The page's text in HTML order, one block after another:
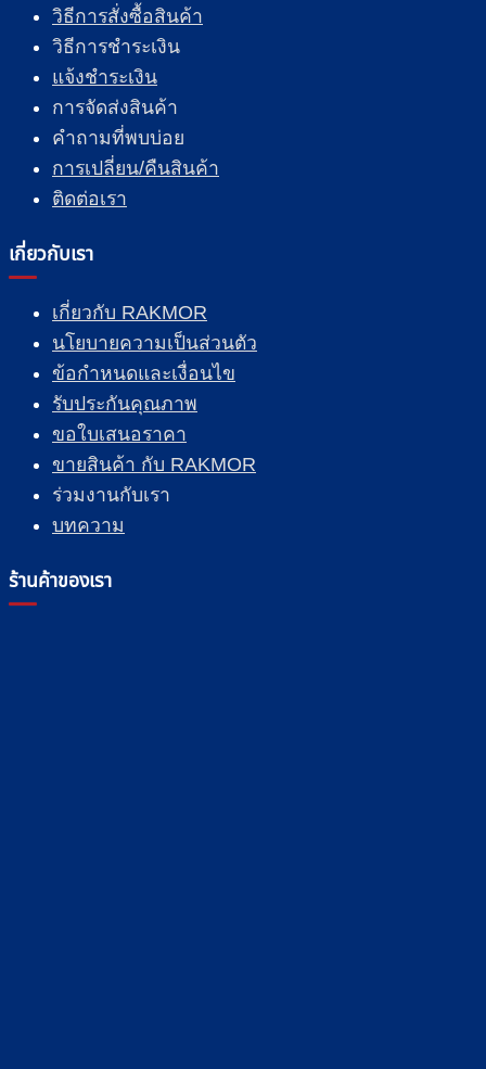
วิธีการสั่งซื้อสินค้า
วิธีการชำระเงิน
แจ้งชำระเงิน
การจัดส่งสินค้า
คำถามที่พบบ่อย
การเปลี่ยน/คืนสินค้า
ติดต่อเรา
เกี่ยวกับเรา
เกี่ยวกับ RAKMOR
นโยบายความเป็นส่วนตัว
ข้อกำหนดและเงื่อนไข
รับประกันคุณภาพ
ขอใบเสนอราคา
ขายสินค้า กับ RAKMOR
ร่วมงานกับเรา
บทความ
ร้านค้าของเรา